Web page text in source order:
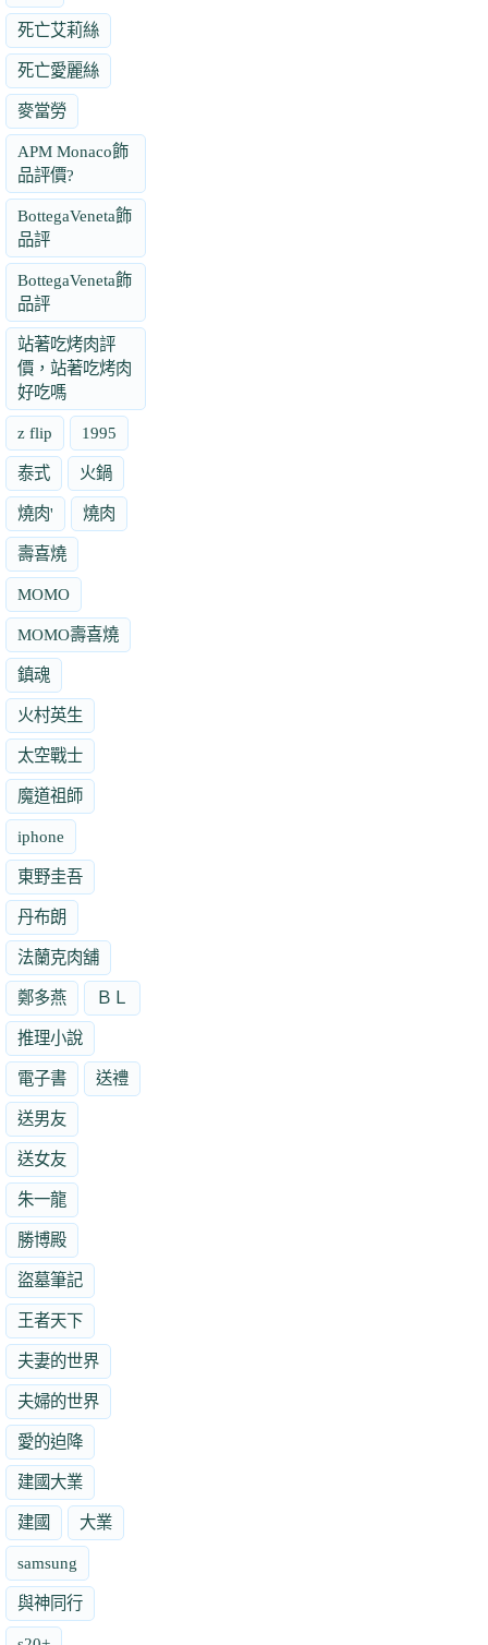
死亡艾莉絲
死亡愛麗絲
麥當勞
APM Monaco飾
品評價?
BottegaVeneta飾
品評
BottegaVeneta飾
品評
站著吃烤肉評
價，站著吃烤肉
好吃嗎
z flip 1995
泰式 火鍋
燒肉' 燒肉
壽喜燒
MOMO
MOMO壽喜燒
鎮魂
火村英生
太空戰士
魔道祖師
iphone
東野圭吾
丹布朗
法蘭克肉舖
鄭多燕 ＢＬ
推理小說
電子書 送禮
送男友
送女友
朱一龍
勝博殿
盜墓筆記
王者天下
夫妻的世界
夫婦的世界
愛的迫降
建國大業
建國 大業
samsung
與神同行